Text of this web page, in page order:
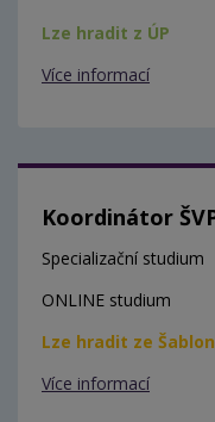
Lze hradit z ÚP
Více informací
Koordinátor
Specializační studium
ONLINE studium
Lze hradit ze Šablon
Více informací